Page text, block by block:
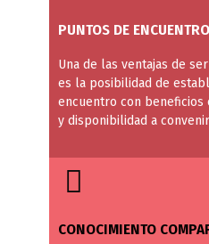
PUNTOS DE
Una de las ventajas de
es la posibilidad de
encuentro con
y disponibilidad a
CONOCIMIENTO